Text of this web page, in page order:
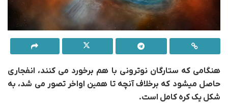
هنگامی که ستارگان نوترونی با هم برخورد می کنند، انفجاری
حاصل میشود که برخلاف آنچه تا همین اواخر تصور می شد، به
شکل یک کره کامل است.